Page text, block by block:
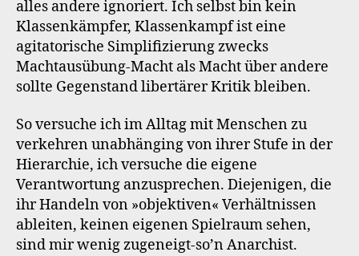
alles andere ignoriert. Ich selbst bin kein
Klassenkämpfer, Klassenkampf ist eine
agitatorische Simplifizierung zwecks
Machtausübung-Macht als Macht über andere
sollte Gegenstand libertärer Kritik bleiben.
So versuche ich im Alltag mit Menschen zu
verkehren unabhänging von ihrer Stufe in der
Hierarchie, ich versuche die eigene
Verantwortung anzusprechen. Diejenigen, die
ihr Handeln von »objektiven« Verhältnissen
ableiten, keinen eigenen Spielraum sehen,
sind mir wenig zugeneigt-so’n Anarchist.